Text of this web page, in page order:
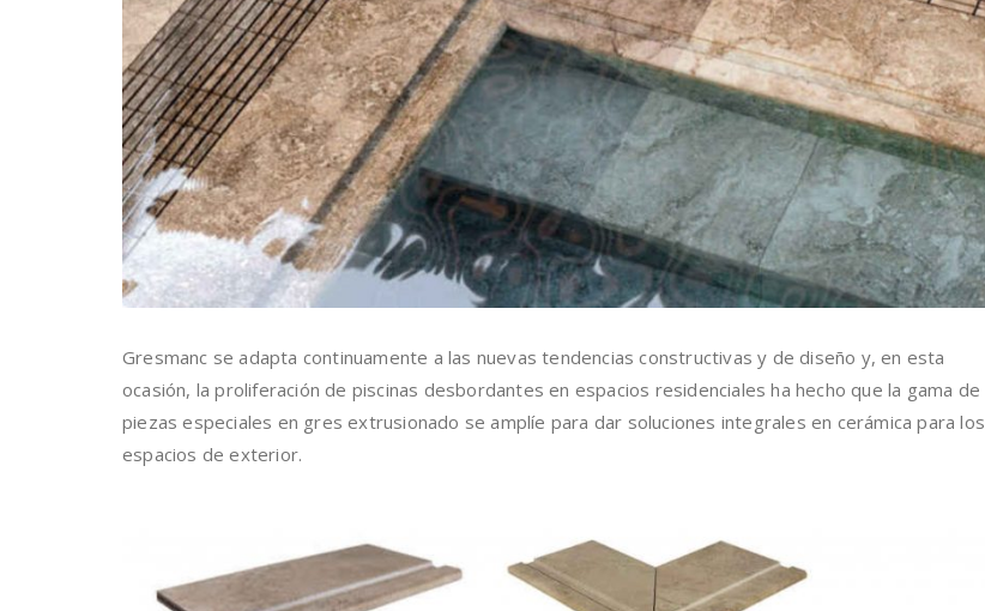
Gresmanc se adapta continuamente a las nuevas tendencias constructivas y de diseño y, en esta
ocasión, la proliferación de piscinas desbordantes en espacios residenciales ha hecho que la gama de
piezas especiales en gres extrusionado se amplíe para dar soluciones integrales en cerámica para los
espacios de exterior.